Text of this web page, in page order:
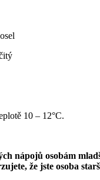
10 – 12°C.
nápojů osobám
že jste osoba